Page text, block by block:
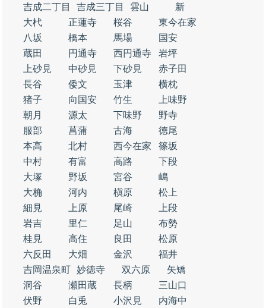
吉成二丁目
吉成三丁目 雲山
新
大杙
正蓮寺 桜谷
東今在家
八坂
橋本 馬場
国安
蔵田
円通寺 西円通寺
岩坪
上砂見
中砂見 下砂見
赤子田
長谷
倭文 玉津
横枕
猪子
向国安 竹生
上味野
朝月
源太 下味野
野寺
服部
菖蒲 古海
徳尾
本高
北村 西今在家
篠坂
中村
有富 高路
下段
大塚
野坂 宮谷
嶋
大桷
河内 槇原
松上
細見
上原 尾崎
上段
岩吉
里仁 足山
布勢
桂見
高住 良田
松原
六反田
大畑 金沢
福井
吉岡温泉町 妙徳寺 双六原
矢矯
洞谷
瀬田蔵 長柄
三山口
伏野
白兎 小沢見
内海中